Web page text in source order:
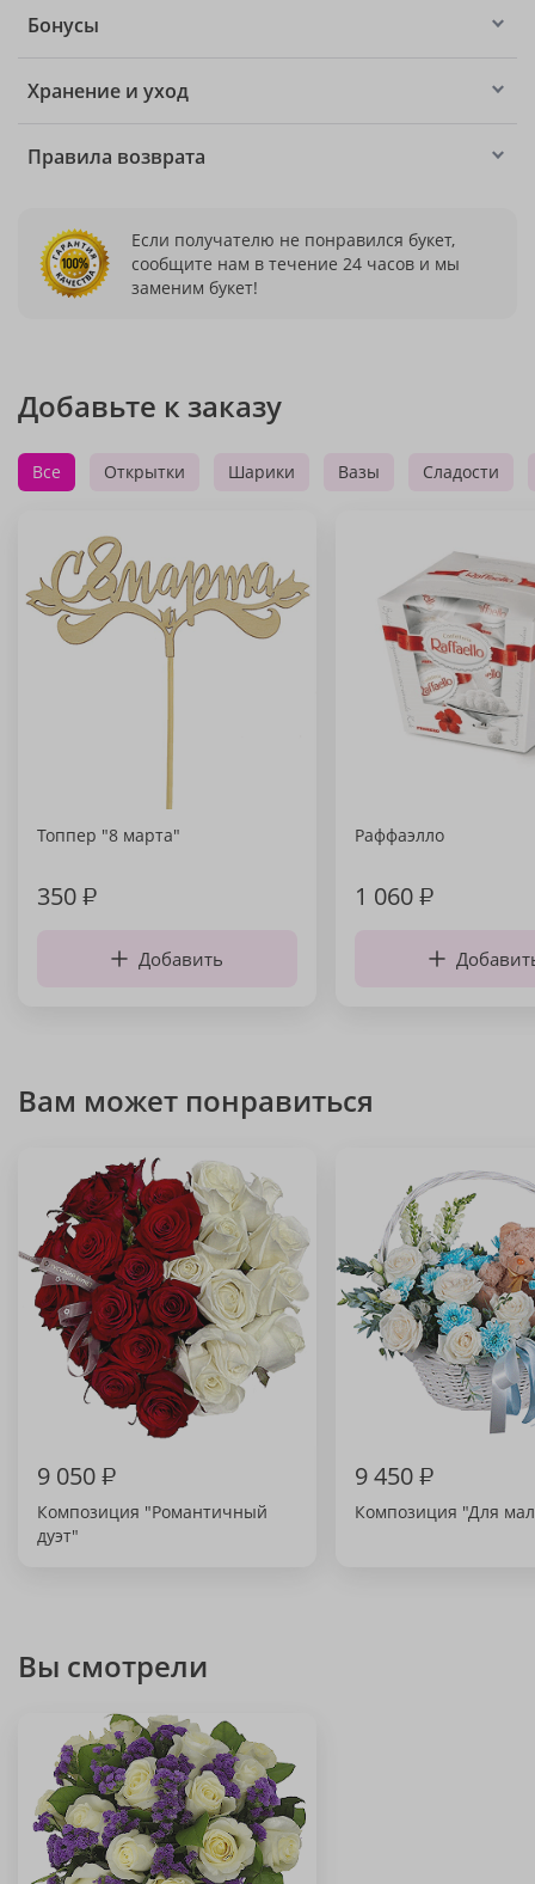
Бонусы
Хранение и уход
Правила возврата
Если получателю не понравился букет,
сообщите нам в течение 24 часов и мы
заменим букет!
Добавьте к заказу
Все Открытки Шарики Вазы Сладости
Топпер "8 марта"
350₽
Добавить
Раффаэлло
1 060₽
Вам может понравиться
9 050₽
Композиция "Романтичный
дуэт"
9 450₽
Композиция "Для
Вы смотрели